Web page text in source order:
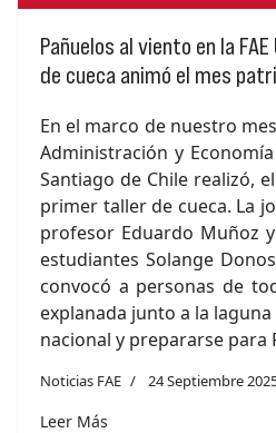
Pañuelos al viento en la
de cueca animó el mes
En el marco de nuestro
Administración y
Santiago de Chile realizó,
primer taller de cueca. La
profesor Eduardo Muñoz
estudiantes Solange
convocó a personas de
explanada junto a la
nacional y prepararse para
Noticias FAE 24 Septiembre
Leer Más